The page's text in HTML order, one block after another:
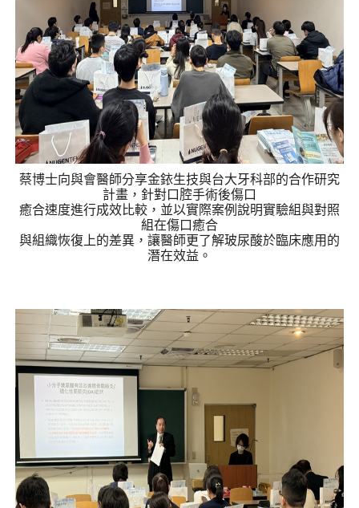
蔡博士向與會醫師分享金銥生技與台大牙科部的合作研究
計畫，針對口腔手術後傷口
癒合速度進行成效比較，並以實際案例說明實驗組與對照
組在傷口癒合
與組織恢復上的差異，讓醫師更了解玻尿酸於臨床應用的
潛在效益。